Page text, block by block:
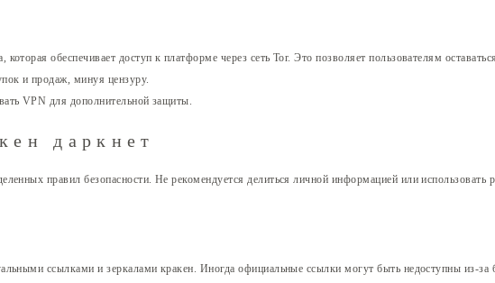
обеспечивает доступ к платформе через сеть Tor. Это позволяет пользователям
и продаж, минуя цензуру.
VPN для дополнительной защиты.
даркнет
правил безопасности. Не рекомендуется делиться личной информацией или
ссылками и зеркалами кракен. Иногда официальные ссылки могут быть недоступны из-